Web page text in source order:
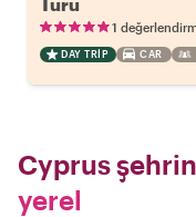
1
DAY TRIP CAR
Cyprus
yerel